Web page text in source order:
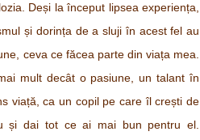
Deși la început lipsea experiența,
și dorința de a sluji în acest fel au
ceva ce făcea parte din viața mea.
mult decât o pasiune, un talant în
viață, ca un copil pe care îl crești de
și dai tot ce ai mai bun pentru el.